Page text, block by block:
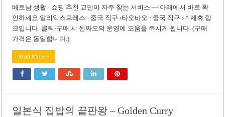
베트남 생활 · 쇼핑 추천 교민이 자주 찾는 서비스 — 아래에서 바로 확
인하세요 알리익스프레스 · 중국 직구 ›타오바오 · 중국 직구 › * 제휴 링
크입니다. 클릭·구매 시 씬짜오의 운영에 도움을 주시게 됩니다. (구매
가격은 동일합니다.)
Read More »
일본식 집밥의 끝판왕 – Golden Curry